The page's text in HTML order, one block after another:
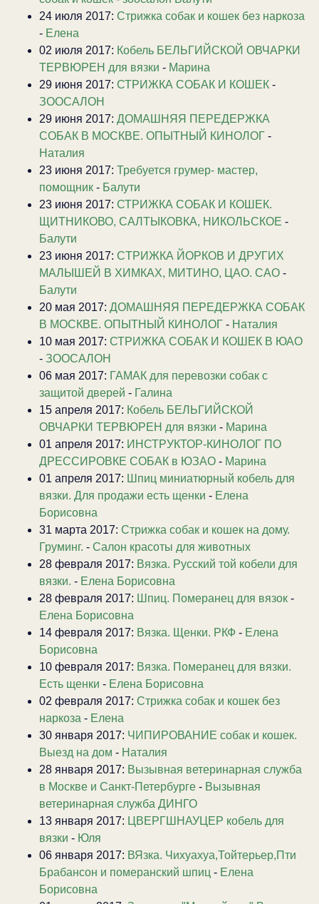
24 июля 2017: Стрижка собак и кошек без наркоза
- Елена
02 июля 2017: Кобель БЕЛЬГИЙСКОЙ ОВЧАРКИ
ТЕРВЮРЕН для вязки - Марина
29 июня 2017: СТРИЖКА СОБАК И КОШЕК -
ЗООСАЛОН
29 июня 2017: ДОМАШНЯЯ ПЕРЕДЕРЖКА
СОБАК В МОСКВЕ. ОПЫТНЫЙ КИНОЛОГ -
Наталия
23 июня 2017: Требуется грумер- мастер,
помощник - Балути
23 июня 2017: СТРИЖКА СОБАК И КОШЕК.
ЩИТНИКОВО, САЛТЫКОВКА, НИКОЛЬСКОЕ -
Балути
23 июня 2017: CТРИЖКА ЙОРКОВ И ДРУГИХ
МАЛЫШЕЙ В ХИМКАХ, МИТИНО, ЦАО. САО -
Балути
20 мая 2017: ДОМАШНЯЯ ПЕРЕДЕРЖКА СОБАК
В МОСКВЕ. ОПЫТНЫЙ КИНОЛОГ - Наталия
10 мая 2017: СТРИЖКА СОБАК И КОШЕК В ЮАО
- ЗООСАЛОН
06 мая 2017: ГАМАК для перевозки собак с
защитой дверей - Галина
15 апреля 2017: Кобель БЕЛЬГИЙСКОЙ
ОВЧАРКИ ТЕРВЮРЕН для вязки - Марина
01 апреля 2017: ИНСТРУКТОР-КИНОЛОГ ПО
ДРЕССИРОВКЕ СОБАК в ЮЗАО - Марина
01 апреля 2017: Шпиц миниатюрный кобель для
вязки. Для продажи есть щенки - Елена
Борисовна
31 марта 2017: Стрижка собак и кошек на дому.
Груминг. - Салон красоты для животных
28 февраля 2017: Вязка. Русский той кобели для
вязки. - Елена Борисовна
28 февраля 2017: Шпиц. Померанец для вязок -
Елена Борисовна
14 февраля 2017: Вязка. Щенки. РКФ - Елена
Борисовна
10 февраля 2017: Вязка. Померанец для вязки.
Есть щенки - Елена Борисовна
02 февраля 2017: Стрижка собак и кошек без
наркоза - Елена
30 января 2017: ЧИПИРОВАНИЕ собак и кошек.
Выезд на дом - Наталия
28 января 2017: Вызывная ветеринарная служба
в Москве и Санкт-Петербурге - Вызывная
ветеринарная служба ДИНГО
13 января 2017: ЦВЕРГШНАУЦЕР кобель для
вязки - Юля
06 января 2017: ВЯзка. Чихуахуа,Тойтерьер,Пти
Брабансон и померанский шпиц - Елена
Борисовна